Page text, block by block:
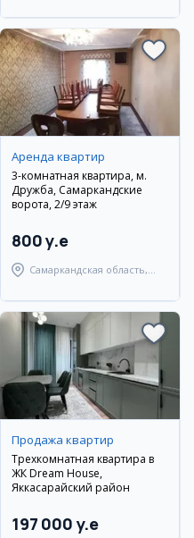
Аренда квартир
3-комнатная квартира, м.
Дружба, Самаркандские
ворота, 2/9 этаж
800 y.e
Самаркандская область,
Продажа квартир
Трехкомнатная квартира в
ЖК Dream House,
Яккасарайский район
197 000 y.e